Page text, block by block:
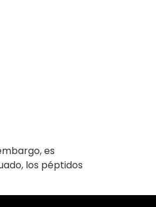
es
los péptidos